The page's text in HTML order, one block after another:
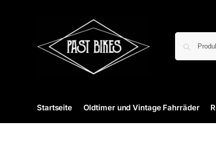
Startseite Oldtimer und Vintage Fahrräder